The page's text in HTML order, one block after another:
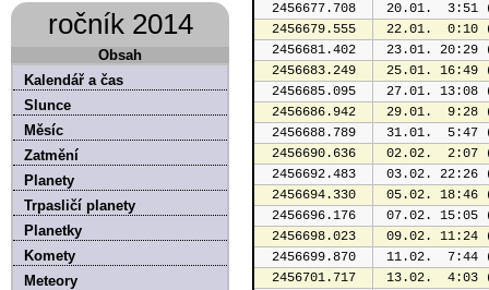
ročník 2014
Obsah
Kalendář a čas
Slunce
Měsíc
Zatmění
Planety
Trpasličí planety
Planetky
Komety
Meteory
2456677.708
20.01.  3:51
2456679.555
22.01.  0:10
2456681.402
23.01. 20:29
2456683.249
25.01. 16:49
2456685.095
27.01. 13:08
2456686.942
29.01.  9:28
2456688.789
31.01.  5:47
2456690.636
02.02.  2:07
2456692.483
03.02. 22:26
2456694.330
05.02. 18:46
2456696.176
07.02. 15:05
2456698.023
09.02. 11:24
2456699.870
11.02.  7:44
2456701.717
13.02.  4:03